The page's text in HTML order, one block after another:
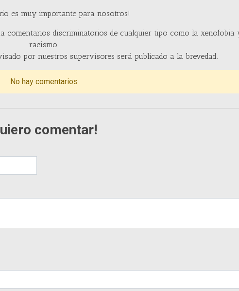
es muy importante para nosotros!
comentarios discriminatorios de cualquier tipo como la xenofobia
racismo.
por nuestros supervisores será publicado a la brevedad.
No hay comentarios
comentar!